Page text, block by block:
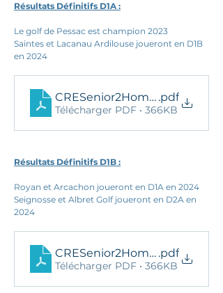
Résultats Définitifs D1A :
Le golf de Pessac est champion 2023
Saintes et Lacanau Ardilouse joueront en D1B
en 2024
.pdf
Télécharger PDF • 366KB
Résultats Définitifs D1B :
Royan et Arcachon joueront en D1A en 2024
Seignosse et Albret Golf joueront en D2A en
2024
.pdf
Télécharger PDF • 366KB